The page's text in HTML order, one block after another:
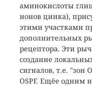
аминокислоты
ионов цинка),
этими участками
дополнительных
рецептора. Эти
создание
сигналов, т.е. "зон
OSPF. Eщёе одним